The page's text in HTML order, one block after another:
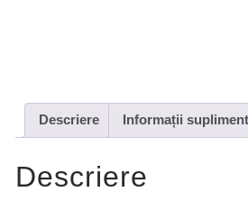
Descriere Informații
Descriere